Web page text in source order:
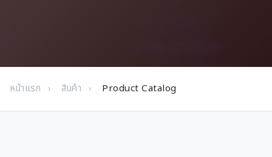
หน้าแรก สินค้า Product Catalog